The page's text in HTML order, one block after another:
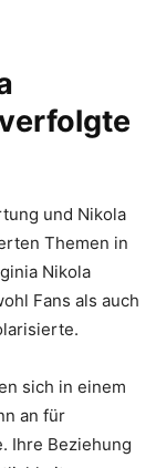
und Nikola
Themen in
Nikola
Fans als auch
sich in einem
an für
Ihre Beziehung